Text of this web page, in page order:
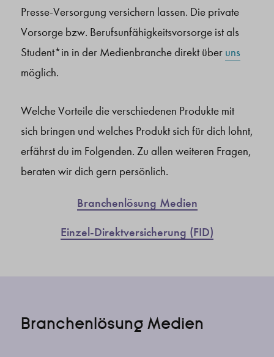
Presse-Versorgung versichern lassen. Die private
Vorsorge bzw. Berufsunfähigkeitsvorsorge ist als
Student*in in der Medienbranche direkt über uns
möglich.
Welche Vorteile die verschiedenen Produkte mit
sich bringen und welches Produkt sich für dich lohnt,
erfährst du im Folgenden. Zu allen weiteren Fragen,
beraten wir dich gern persönlich.
Branchenlösung Medien
Einzel-Direktversicherung (FID)
Branchenlösung Medien